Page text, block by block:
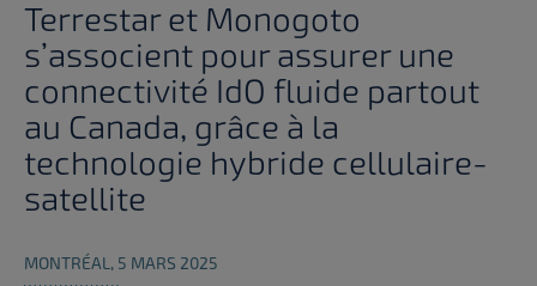
Terrestar et Monogoto
s’associent pour assurer une
connectivité IdO fluide partout
au Canada, grâce à la
technologie hybride cellulaire-
satellite
MONTRÉAL, 5 MARS 2025